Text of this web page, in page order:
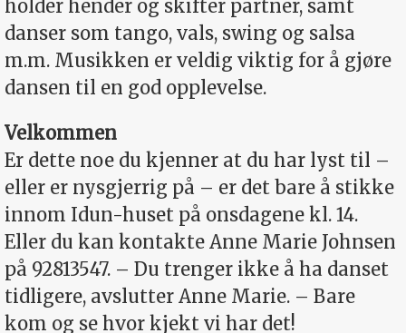
holder hender og skifter partner, samt
danser som tango, vals, swing og salsa
m.m. Musikken er veldig viktig for å gjøre
dansen til en god opplevelse.
Velkommen
Er dette noe du kjenner at du har lyst til –
eller er nysgjerrig på – er det bare å stikke
innom Idun-huset på onsdagene kl. 14.
Eller du kan kontakte Anne Marie Johnsen
på 92813547. – Du trenger ikke å ha danset
tidligere, avslutter Anne Marie. – Bare
kom og se hvor kjekt vi har det!